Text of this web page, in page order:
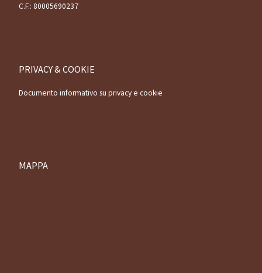
C.F.: 80005690237
PRIVACY & COOKIE
Documento informativo su privacy e cookie
MAPPA